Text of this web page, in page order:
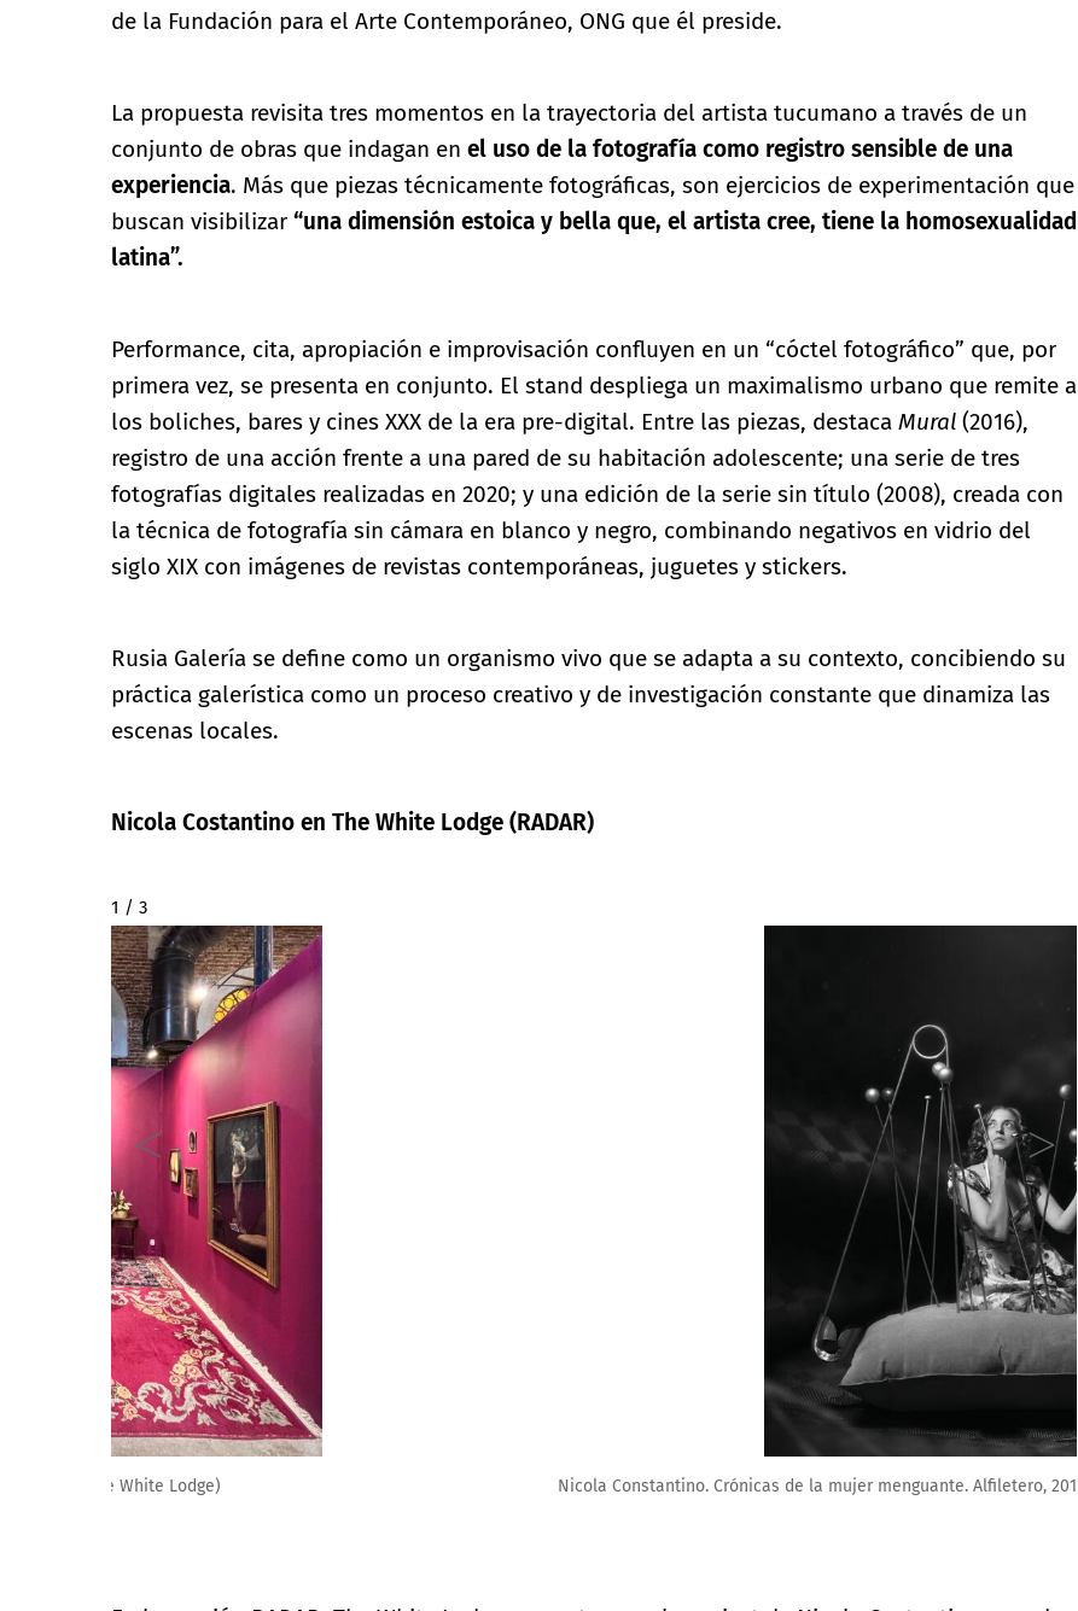
de la Fundación para el Arte Contemporáneo, ONG que él preside.
La propuesta revisita tres momentos en la trayectoria del artista tucumano a través de un
conjunto de obras que indagan en el uso de la fotografía como registro sensible de una
experiencia. Más que piezas técnicamente fotográficas, son ejercicios de experimentación que
buscan visibilizar “una dimensión estoica y bella que, el artista cree, tiene la homosexualidad
latina”.
Performance, cita, apropiación e improvisación confluyen en un “cóctel fotográfico” que, por
primera vez, se presenta en conjunto. El stand despliega un maximalismo urbano que remite a
los boliches, bares y cines XXX de la era pre-digital. Entre las piezas, destaca Mural (2016),
registro de una acción frente a una pared de su habitación adolescente; una serie de tres
fotografías digitales realizadas en 2020; y una edición de la serie sin título (2008), creada con
la técnica de fotografía sin cámara en blanco y negro, combinando negativos en vidrio del
siglo XIX con imágenes de revistas contemporáneas, juguetes y stickers.
Rusia Galería se define como un organismo vivo que se adapta a su contexto, concibiendo su
práctica galerística como un proceso creativo y de investigación constante que dinamiza las
escenas locales.
Nicola Costantino en The White Lodge (RADAR)
2 / 3
Nicola Constantino. Crónicas de la mujer menguante. Alfiletero, 2015. Cortesía de The White Lodge